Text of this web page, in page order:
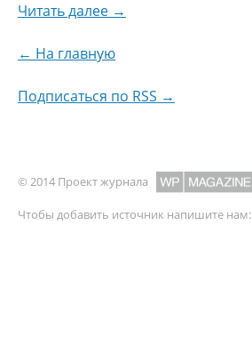
Читать далее →
← На главную
Подписаться по RSS →
© 2014 Проект журнала
Чтобы добавить источник напишите нам: